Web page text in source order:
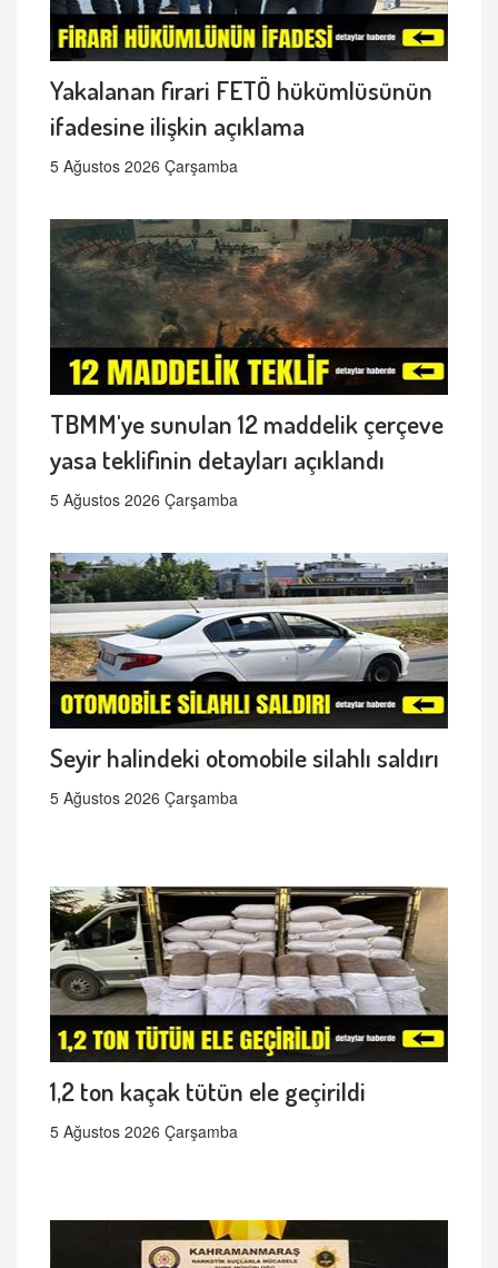
Yakalanan firari FETÖ hükümlüsünün
ifadesine ilişkin açıklama
5 Ağustos 2026 Çarşamba
TBMM'ye sunulan 12 maddelik çerçeve
yasa teklifinin detayları açıklandı
5 Ağustos 2026 Çarşamba
Seyir halindeki otomobile silahlı saldırı
5 Ağustos 2026 Çarşamba
1,2 ton kaçak tütün ele geçirildi
5 Ağustos 2026 Çarşamba